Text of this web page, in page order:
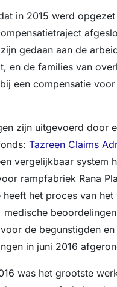
in 2015 werd
gedaan aan de
en de families van
een compensatie
zijn uitgevoerd door
Tazreen Claims
vergelijkbaar system
rampfabriek Rana
heeft het proces van het
medische
de begunstigden
in juni 2016
was het grootste